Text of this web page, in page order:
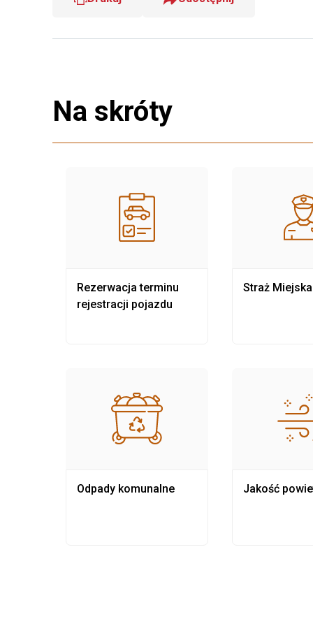
Na skróty
Rezerwacja terminu
rejestracji pojazdu
Odpady komunalne
Straż Miejska
Jakość